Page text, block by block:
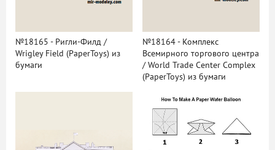
№18165 - Ригли-Филд /
Wrigley Field (PaperToys) из
бумаги
№18164 - Комплекс
Всемирного торгового центра
/ World Trade Center Complex
(PaperToys) из бумаги